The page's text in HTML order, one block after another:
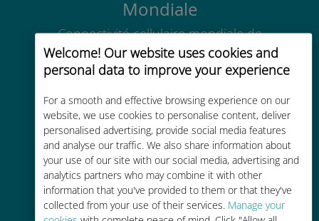
Welcome! Our website uses cookies and
personal data to improve your experience
For a smooth and effective browsing experience on our
website, we use cookies to personalise content, deliver
personalised advertising, provide social media features
and analyse our traffic. We also share information about
your use of our site with our social media, advertising and
analytics partners who may combine it with other
information that you've provided to them or that they've
collected from your use of their services. Manage your
Mondiale
Connectivité cellulaire mondiale de
haute qualité dans plus de
200 destinations
Économique
Jusqu'à 90 % moins cher que les
frais d'itinérance avec votre